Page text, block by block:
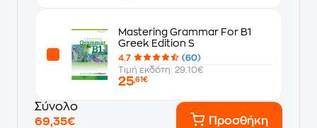
Mastering Grammar For B1
Greek Edition S
4.7
(60)
Τιμή εκδότη: 29.10€
25,61€
Σύνολο
69,35€
Προσθήκη